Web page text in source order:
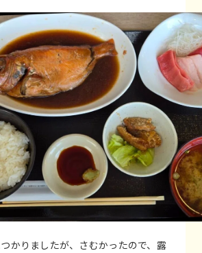
かりましたが、さむかったので、露